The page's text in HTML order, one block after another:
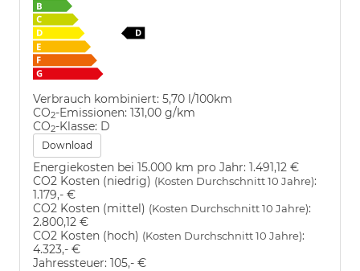
Verbrauch kombiniert: 5,70 l/100km
CO2-Emissionen: 131,00 g/km
CO2-Klasse: D
Download
Energiekosten bei 15.000 km pro Jahr: 1.491,12 €
CO2 Kosten (niedrig) (Kosten Durchschnitt 10 Jahre):
1.179,- €
CO2 Kosten (mittel) (Kosten Durchschnitt 10 Jahre):
2.800,12 €
CO2 Kosten (hoch) (Kosten Durchschnitt 10 Jahre):
4.323,- €
Jahressteuer: 105,- €